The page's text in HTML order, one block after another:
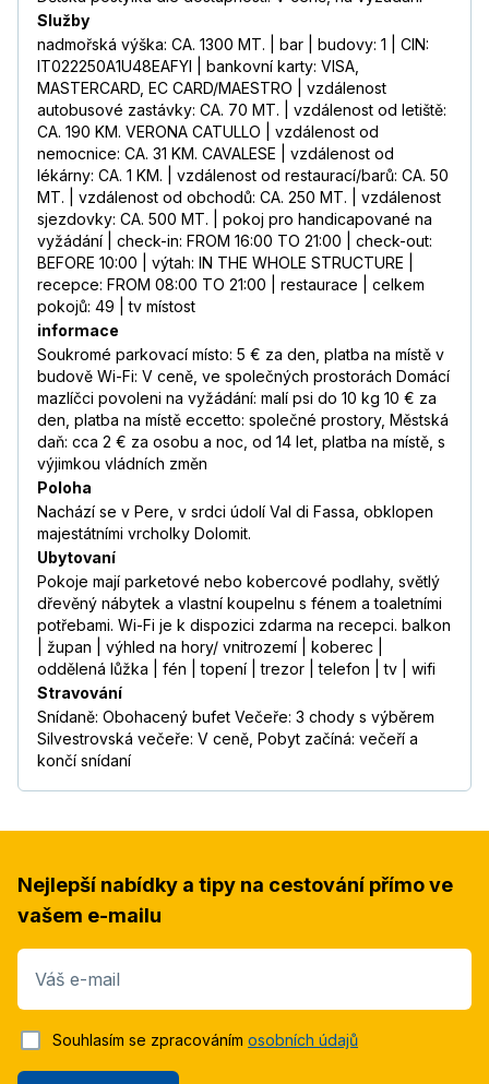
Služby
nadmořská výška: CA. 1300 MT. | bar | budovy: 1 | CIN:
IT022250A1U48EAFYI | bankovní karty: VISA,
MASTERCARD, EC CARD/MAESTRO | vzdálenost
autobusové zastávky: CA. 70 MT. | vzdálenost od letiště:
CA. 190 KM. VERONA CATULLO | vzdálenost od
nemocnice: CA. 31 KM. CAVALESE | vzdálenost od
lékárny: CA. 1 KM. | vzdálenost od restaurací/barů: CA. 50
MT. | vzdálenost od obchodů: CA. 250 MT. | vzdálenost
sjezdovky: CA. 500 MT. | pokoj pro handicapované na
vyžádání | check-in: FROM 16:00 TO 21:00 | check-out:
BEFORE 10:00 | výtah: IN THE WHOLE STRUCTURE |
recepce: FROM 08:00 TO 21:00 | restaurace | celkem
pokojů: 49 | tv místost
informace
Soukromé parkovací místo: 5 € za den, platba na místě v
budově Wi-Fi: V ceně, ve společných prostorách Domácí
mazlíčci povoleni na vyžádání: malí psi do 10 kg 10 € za
den, platba na místě eccetto: společné prostory, Městská
daň: cca 2 € za osobu a noc, od 14 let, platba na místě, s
výjimkou vládních změn
Poloha
Nachází se v Pere, v srdci údolí Val di Fassa, obklopen
majestátními vrcholky Dolomit.
Ubytovaní
Pokoje mají parketové nebo kobercové podlahy, světlý
dřevěný nábytek a vlastní koupelnu s fénem a toaletními
potřebami. Wi-Fi je k dispozici zdarma na recepci. balkon
| župan | výhled na hory/ vnitrozemí | koberec |
oddělená lůžka | fén | topení | trezor | telefon | tv | wifi
Stravování
Snídaně: Obohacený bufet Večeře: 3 chody s výběrem
Silvestrovská večeře: V ceně, Pobyt začíná: večeří a
končí snídaní
Nejlepší nabídky a tipy na cestování přímo ve
vašem e-mailu
Váš e-mail
Souhlasím se zpracováním osobních údajů